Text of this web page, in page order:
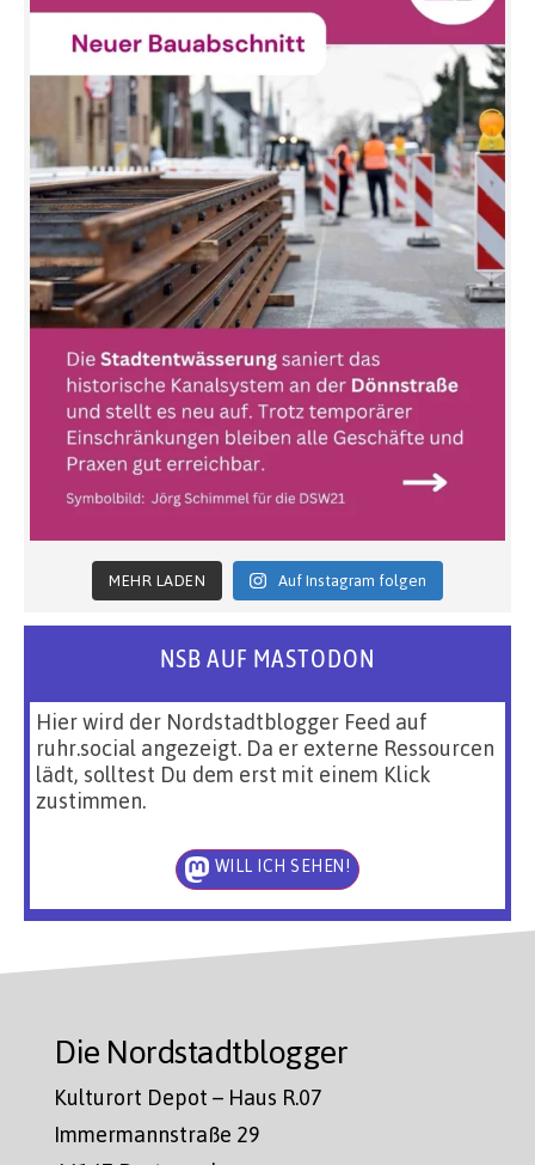
MEHR LADEN Auf Instagram folgen
NSB AUF MASTODON
Hier wird der Nordstadtblogger Feed auf
ruhr.social angezeigt. Da er externe Ressourcen
lädt, solltest Du dem erst mit einem Klick
zustimmen.
WILL ICH SEHEN!
Die Nordstadtblogger
Kulturort Depot – Haus R.07
Immermannstraße 29